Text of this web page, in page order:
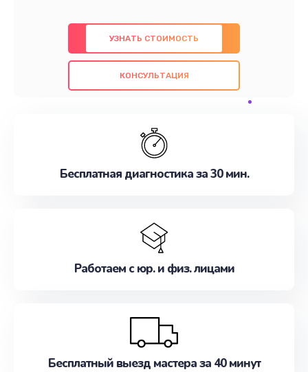
предлагаем быстрый и качественный ремонт с
использованием оригинальных компонентов, а
также гарантируем качество всех
проведенных работ. Наша цель - предоставить
наилучшим образом. Не медлите записаться на
УЗНАТЬ СТОИМОСТЬ
КОНСУЛЬТАЦИЯ
Бесплатная диагностика за 30 мин.
Работаем с юр. и физ. лицами
Бесплатный выезд мастера за 40 минут